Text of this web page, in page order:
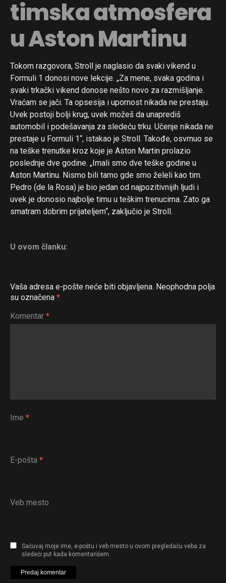
timska atmosfera
u Aston Martinu
Tokom razgovora, Stroll je naglasio da svaki vikend u
Formuli 1 donosi nove lekcije. „Za mene, svaka godina i
svaki trkački vikend donose nešto novo za razmišljanje.
Vraćam se jači. Ta opsesija i upornost nikada ne prestaju.
Uvek postoji bolji krug, uvek možeš da unaprediš
automobil i podešavanja za sledeću trku. Učenje nikada ne
prestaje u Formuli 1“, istakao je Stroll. Takođe, osvrnuo se
na teške trenutke kroz koje je Aston Martin prolazio
poslednje dve godine. „Imali smo dve teške godine u
Aston Martinu. Nismo bili tamo gde smo želeli kao tim.
Pedro (de la Rosa) je bio jedan od najpozitivnijih ljudi i
uvek je donosio najbolje timu u teškim trenucima. Zato ga
smatram dobrim prijateljem“, zaključio je Stroll.
U ovom članku:
Vaša adresa e-pošte neće biti objavljena. Neophodna polja
su označena *
Komentar *
Ime *
E-pošta *
Veb mesto
Sačuvaj moje ime, e-poštu i veb mesto u ovom pregledaču veba za
sledeći put kada komentarišem.